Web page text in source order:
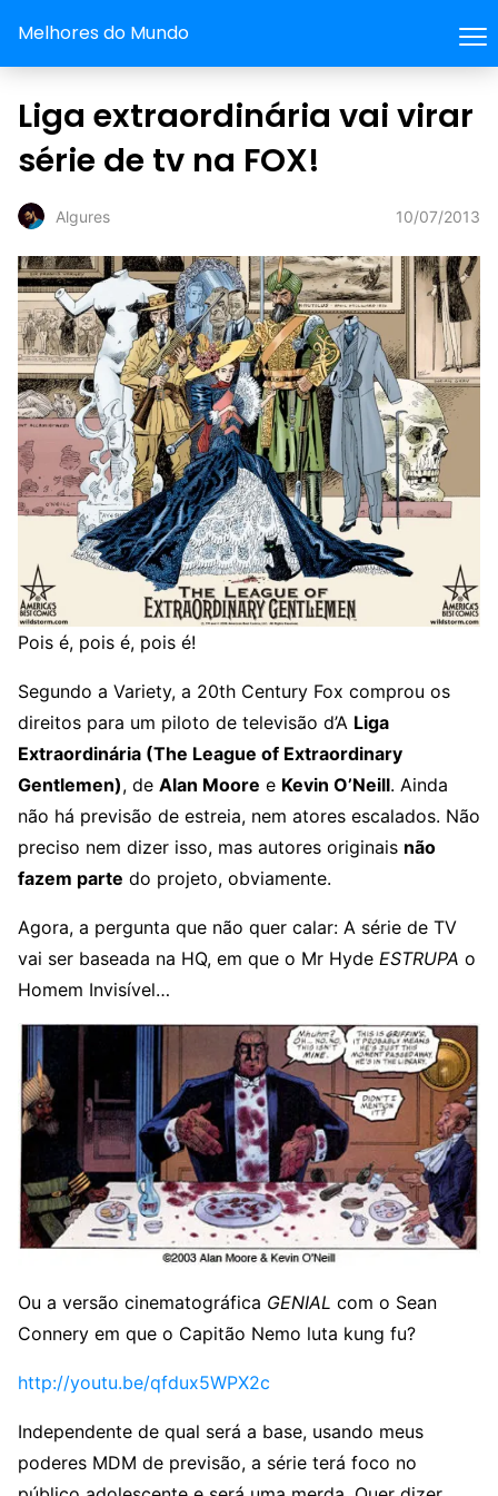
Melhores do Mundo
Liga extraordinária vai virar
série de tv na FOX!
Algures 10/07/2013
Pois é, pois é, pois é!
Segundo a Variety, a 20th Century Fox comprou os
direitos para um piloto de televisão d’A Liga
Extraordinária (The League of Extraordinary
Gentlemen), de Alan Moore e Kevin O’Neill. Ainda
não há previsão de estreia, nem atores escalados. Não
preciso nem dizer isso, mas autores originais não
fazem parte do projeto, obviamente.
Agora, a pergunta que não quer calar: A série de TV
vai ser baseada na HQ, em que o Mr Hyde ESTRUPA o
Homem Invisível…
Ou a versão cinematográfica GENIAL com o Sean
Connery em que o Capitão Nemo luta kung fu?
http://youtu.be/qfdux5WPX2c
Independente de qual será a base, usando meus
poderes MDM de previsão, a série terá foco no